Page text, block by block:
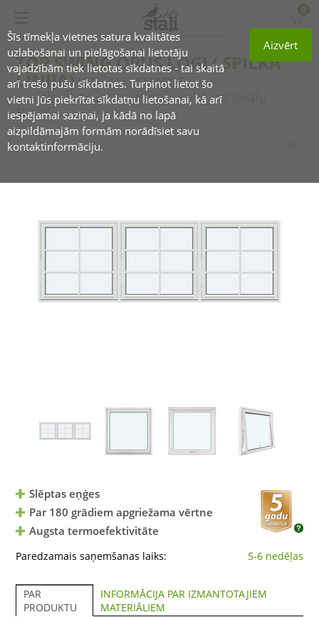
Šīs tīmekļa vietnes satura kvalitātes
uzlabošanai un pielāgošanai lietotāju
vajadzībām tiek lietotas sīkdatnes - tai skaitā
arī trešo pušu sīkdatnes. Turpinot lietot šo
vietni Jūs piekrītat sīkdatņu lietošanai, kā arī
iespējamai saziņai, ja kādā no lapā
aizpildāmajām formām norādīsiet savu
kontaktinformāciju.
Aizvērt
0
TOP SWING OPUS LOGI ( SPILKA
LĪNIJA)uz āru verams
3 vērtnes ar 2 horizontālām, 1 vertikālu
šprosi
Slēptas eņģes
Par 180 grādiem apgriežama vērtne
Augsta termoefektivitāte
Paredzamais saņemšanas laiks: 5-6 nedēļas
PAR
PRODUKTU
INFORMĀCIJA PAR IZMANTOTAJIEM
MATERIĀLIEM